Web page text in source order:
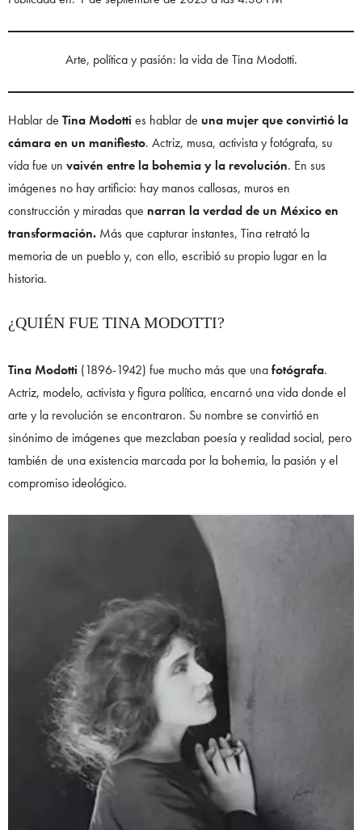
Arte, política y pasión: la vida de Tina Modotti.
Hablar de Tina Modotti es hablar de una mujer que convirtió la
cámara en un manifiesto. Actriz, musa, activista y fotógrafa, su
vida fue un vaivén entre la bohemia y la revolución. En sus
imágenes no hay artificio: hay manos callosas, muros en
construcción y miradas que narran la verdad de un México en
transformación. Más que capturar instantes, Tina retrató la
memoria de un pueblo y, con ello, escribió su propio lugar en la
historia.
¿QUIÉN FUE TINA MODOTTI?
Tina Modotti (1896-1942) fue mucho más que unafotógrafa.
Actriz, modelo, activista y figura política, encarnó una vida donde el
arte y la revolución se encontraron. Su nombre se convirtió en
sinónimo de imágenes que mezclaban poesía y realidad social, pero
también de una existencia marcada por la bohemia, la pasión y el
compromiso ideológico.